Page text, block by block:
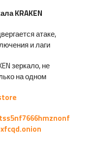
KRAKEN
атаке,
и лаги.
зеркало, не
на одном.